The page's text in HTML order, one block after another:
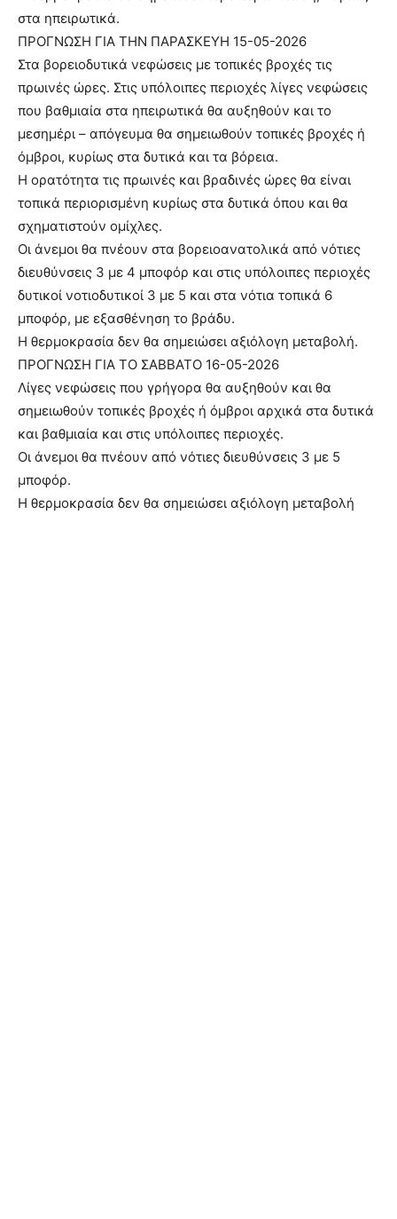
στα ηπειρωτικά.
ΠΡΟΓΝΩΣΗ ΓΙΑ ΤΗΝ ΠΑΡΑΣΚΕΥΗ 15-05-2026
Στα βορειοδυτικά νεφώσεις με τοπικές βροχές τις
πρωινές ώρες. Στις υπόλοιπες περιοχές λίγες νεφώσεις
που βαθμιαία στα ηπειρωτικά θα αυξηθούν και το
μεσημέρι – απόγευμα θα σημειωθούν τοπικές βροχές ή
όμβροι, κυρίως στα δυτικά και τα βόρεια.
Η ορατότητα τις πρωινές και βραδινές ώρες θα είναι
τοπικά περιορισμένη κυρίως στα δυτικά όπου και θα
σχηματιστούν ομίχλες.
Οι άνεμοι θα πνέουν στα βορειοανατολικά από νότιες
διευθύνσεις 3 με 4 μποφόρ και στις υπόλοιπες περιοχές
δυτικοί νοτιοδυτικοί 3 με 5 και στα νότια τοπικά 6
μποφόρ, με εξασθένηση το βράδυ.
Η θερμοκρασία δεν θα σημειώσει αξιόλογη μεταβολή.
ΠΡΟΓΝΩΣΗ ΓΙΑ ΤΟ ΣΑΒΒΑΤΟ 16-05-2026
Λίγες νεφώσεις που γρήγορα θα αυξηθούν και θα
σημειωθούν τοπικές βροχές ή όμβροι αρχικά στα δυτικά
και βαθμιαία και στις υπόλοιπες περιοχές.
Οι άνεμοι θα πνέουν από νότιες διευθύνσεις 3 με 5
μποφόρ.
Η θερμοκρασία δεν θα σημειώσει αξιόλογη μεταβολή